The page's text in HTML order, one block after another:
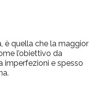
è quella che la maggior
l’obiettivo da
imperfezioni e spesso